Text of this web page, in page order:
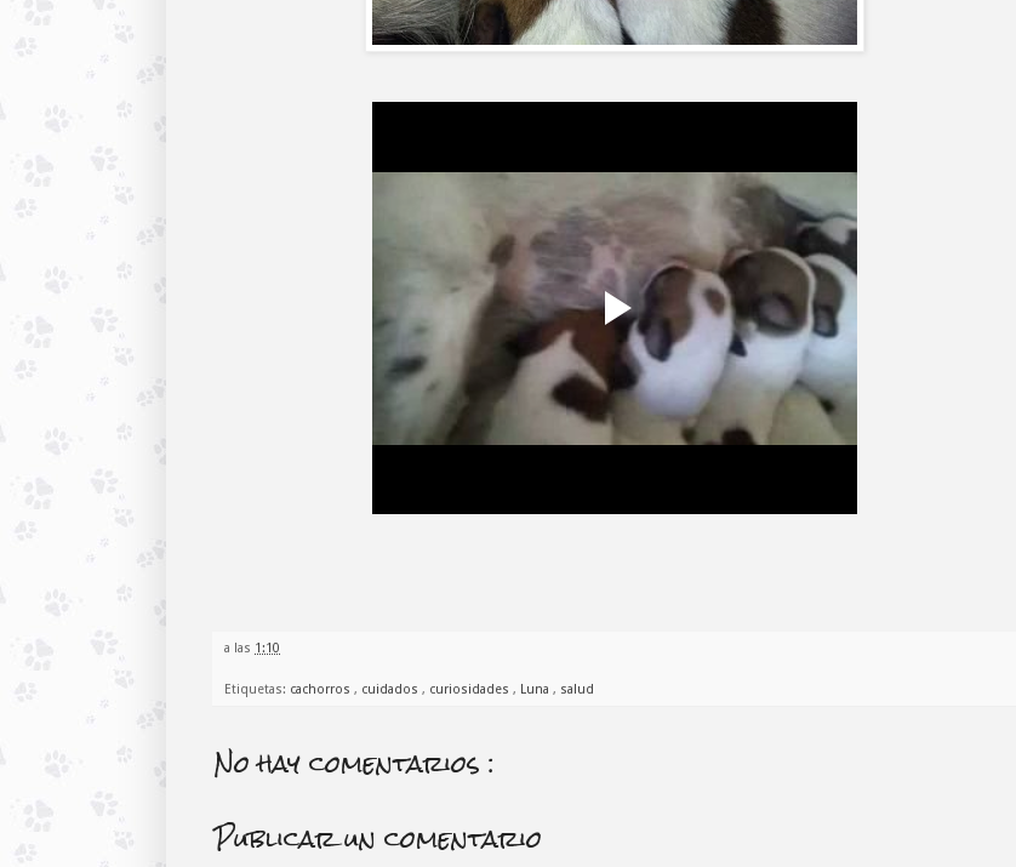
a las 1:10
Etiquetas: cachorros , cuidados , curiosidades , Luna , salud
No hay comentarios :
Publicar un comentario